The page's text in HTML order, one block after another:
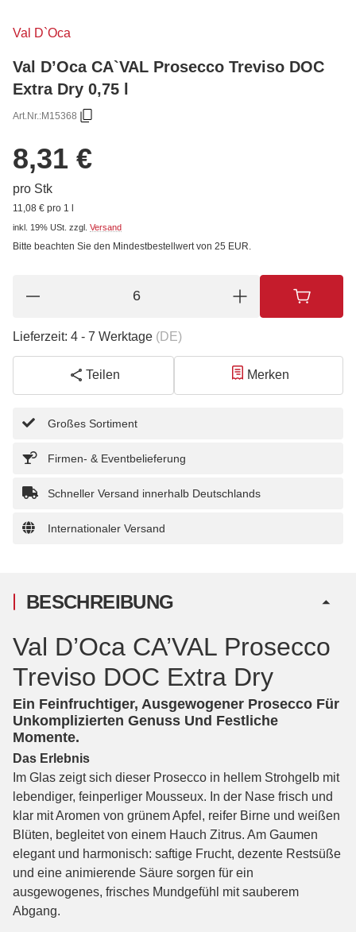
Val D`Oca
Val D’Oca CA`VAL Prosecco Treviso DOC
Extra Dry 0,75 l
Art.Nr.:M15368
8,31 €
pro Stk
11,08 € pro 1 l
inkl. 19% USt. zzgl. Versand
Bitte beachten Sie den Mindestbestellwert von 25 EUR.
Lieferzeit: 4 - 7 Werktage (DE)
Teilen Merken
Großes Sortiment
Firmen- & Eventbelieferung
Schneller Versand innerhalb Deutschlands
Internationaler Versand
BESCHREIBUNG
Val D’Oca CA’VAL Prosecco
Treviso DOC Extra Dry
Ein Feinfruchtiger, Ausgewogener Prosecco Für
Unkomplizierten Genuss Und Festliche
Momente.
Das Erlebnis
Im Glas zeigt sich dieser Prosecco in hellem Strohgelb mit
lebendiger, feinperliger Mousseux. In der Nase frisch und
klar mit Aromen von grünem Apfel, reifer Birne und weißen
Blüten, begleitet von einem Hauch Zitrus. Am Gaumen
elegant und harmonisch: saftige Frucht, dezente Restsüße
und eine animierende Säure sorgen für ein
ausgewogenes, frisches Mundgefühl mit sauberem
Abgang.